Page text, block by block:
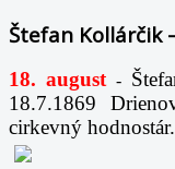
Štefan Kollárčik
18. august -
18.7.1869
cirkevný hodnostár.